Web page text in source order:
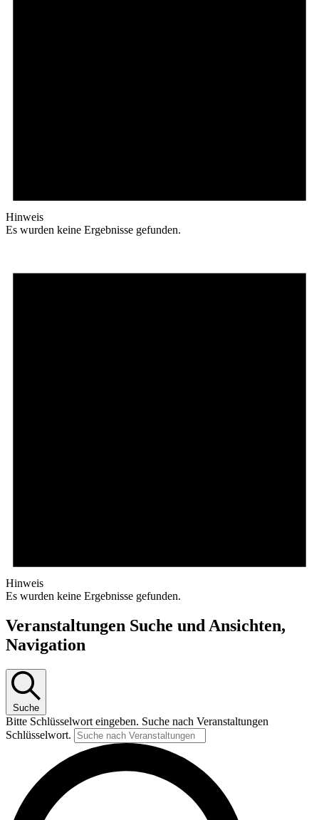
Hinweis
Es wurden keine Ergebnisse gefunden.
Hinweis
Es wurden keine Ergebnisse gefunden.
Veranstaltungen Suche und Ansichten,
Navigation
Suche
Bitte Schlüsselwort eingeben. Suche nach Veranstaltungen
Schlüsselwort.